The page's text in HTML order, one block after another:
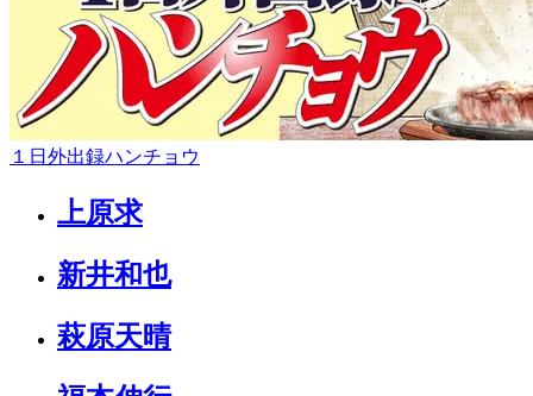
１日外出録ハンチョウ
上原求
新井和也
萩原天晴